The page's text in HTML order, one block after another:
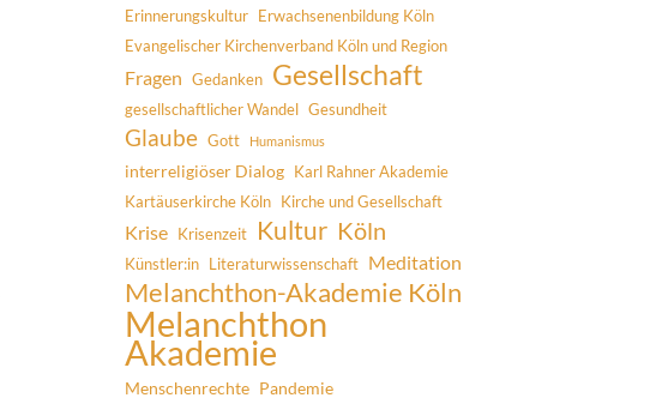
Erinnerungskultur Erwachsenenbildung Köln
Evangelischer Kirchenverband Köln und Region
Fragen Gedanken Gesellschaft
gesellschaftlicher Wandel Gesundheit
Glaube Gott Humanismus
interreligiöser Dialog Karl Rahner Akademie
Kartäuserkirche Köln Kirche und Gesellschaft
Krise Krisenzeit Kultur Köln
Künstler:in Literaturwissenschaft Meditation
Melanchthon-Akademie Köln
Melanchthon
Akademie
Menschenrechte Pandemie